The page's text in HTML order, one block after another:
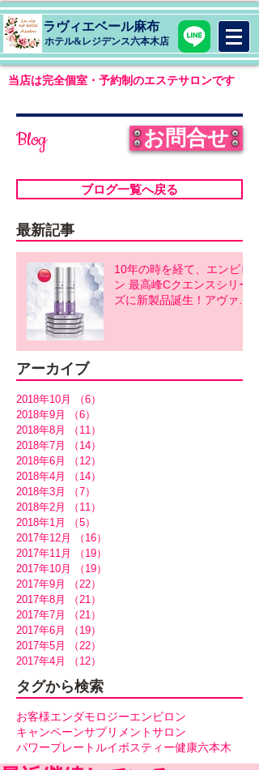
ラヴィエベール麻布
​ホテル&レジデンス六本木店
当店は完全個室・予約制のエステサロンです
Blog お問合せ
ブログ一覧へ戻る
最新記事
10年の時を経て、エンビロ
ン 最高峰Cクエンスシリー
ズに新製品誕生！アヴァン
アーカイブ
2018年10月 （6）
2018年9月
（6）
2018年8月
（11）
2018年7月
（14）
2018年6月
（12）
2018年4月
（14）
2018年3月
（7）
2018年2月
（11）
2018年1月
（5）
2017年12月
（16）
2017年11月
（19）
2017年10月
（19）
2017年9月
（22）
2017年8月
（21）
2017年7月
（21）
2017年6月
（19）
2017年5月
（22）
2017年4月
（12）
タグから検索
お客様エンダモロジーエンビロン
キャンペーンサプリメントサロン
パワープレート ルイボスティー健康六本木